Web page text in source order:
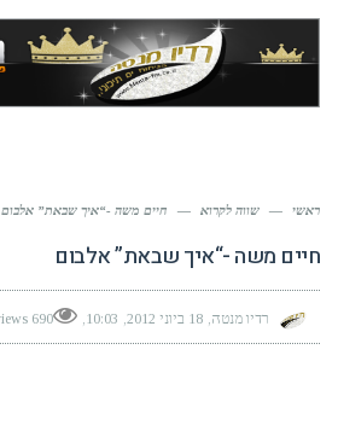
ראשי — שווה לקרוא — חיים משה -“איך שבאת” אלבום
חיים משה -“איך שבאת” אלבום
רדיו מנטה 18 ביוני 2012 10:03
690 views